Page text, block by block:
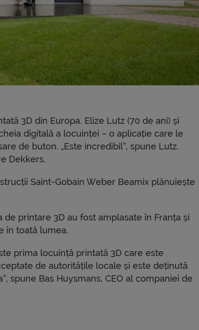
3D din Europa. Elize Lutz (70 de ani) și
digitală a locuinței – o aplicație care le
de buton. „Este incredibil”, spune Lutz.
Dekkers.
Saint-Gobain Weber Beamix plănuiește
printare 3D au fost amplasate în Franța și
în toată lumea.
prima locuință printată 3D care este
de autoritățile locale și este deținută
spune Bas Huysmans, CEO al companiei de